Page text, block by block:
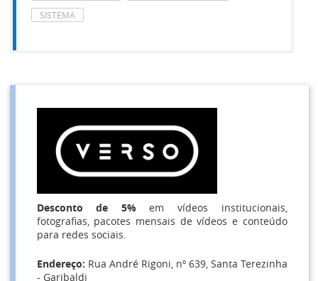
SISTEMA
Desconto de 5%em vídeos institucionais,
fotografias, pacotes mensais de vídeos e conteúdo
para redes sociais.
Endereço: Rua André Rigoni, nº 639, Santa Terezinha
- Garibaldi